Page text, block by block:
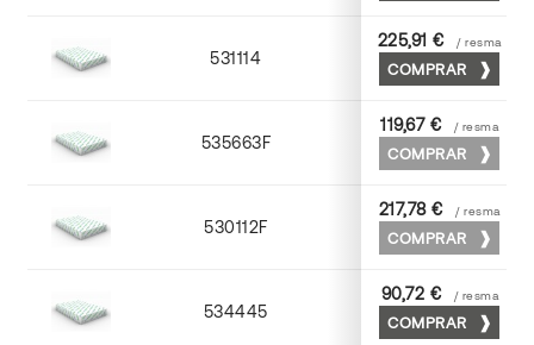
531114 72 x 102
225,91 € / resma
COMPRAR
535663F 63 x 88
119,67 € / resma
COMPRAR
530112F 72 x 102
217,78 € / resma
COMPRAR
534445 45 x 64
90,72 € / resma
COMPRAR